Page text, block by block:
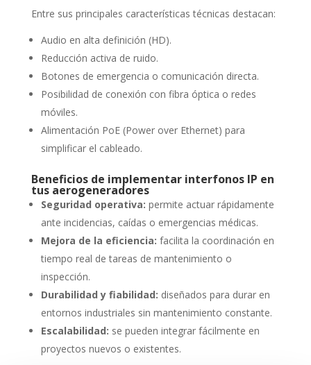
Entre sus principales características técnicas destacan:
Audio en alta definición (HD).
Reducción activa de ruido.
Botones de emergencia o comunicación directa.
Posibilidad de conexión con fibra óptica o redes
móviles.
Alimentación PoE (Power over Ethernet) para
simplificar el cableado.
Beneficios de implementar interfonos IP en
tus aerogeneradores
Seguridad operativa: permite actuar rápidamente
ante incidencias, caídas o emergencias médicas.
Mejora de la eficiencia: facilita la coordinación en
tiempo real de tareas de mantenimiento o
inspección.
Durabilidad y fiabilidad: diseñados para durar en
entornos industriales sin mantenimiento constante.
Escalabilidad: se pueden integrar fácilmente en
proyectos nuevos o existentes.